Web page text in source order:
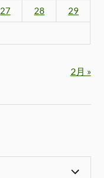
27 28 29
2月 »